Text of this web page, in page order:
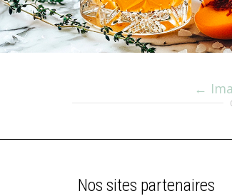
Nos sites partenaires